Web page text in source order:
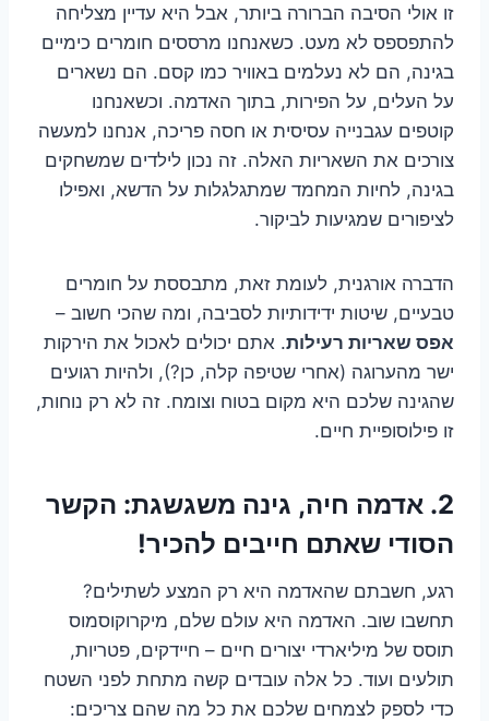
זו אולי הסיבה הברורה ביותר, אבל היא עדיין מצליחה
להתפספס לא מעט. כשאנחנו מרססים חומרים כימיים
בגינה, הם לא נעלמים באוויר כמו קסם. הם נשארים
על העלים, על הפירות, בתוך האדמה. וכשאנחנו
קוטפים עגבנייה עסיסית או חסה פריכה, אנחנו למעשה
צורכים את השאריות האלה. זה נכון לילדים שמשחקים
בגינה, לחיות המחמד שמתגלגלות על הדשא, ואפילו
לציפורים שמגיעות לביקור.
הדברה אורגנית, לעומת זאת, מתבססת על חומרים
טבעיים, שיטות ידידותיות לסביבה, ומה שהכי חשוב –
אפס שאריות רעילות. אתם יכולים לאכול את הירקות
ישר מהערוגה (אחרי שטיפה קלה, כן?), ולהיות רגועים
שהגינה שלכם היא מקום בטוח וצומח. זה לא רק נוחות,
זו פילוסופיית חיים.
2. אדמה חיה, גינה משגשגת: הקשר
הסודי שאתם חייבים להכיר!
רגע, חשבתם שהאדמה היא רק המצע לשתילים?
תחשבו שוב. האדמה היא עולם שלם, מיקרוקוסמוס
תוסס של מיליארדי יצורים חיים – חיידקים, פטריות,
תולעים ועוד. כל אלה עובדים קשה מתחת לפני השטח
כדי לספק לצמחים שלכם את כל מה שהם צריכים: